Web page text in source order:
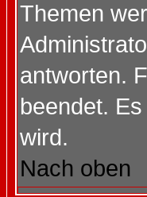
Themen
antworten.
beendet.
wird.
Nach oben